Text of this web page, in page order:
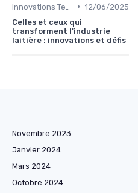
• 12/06/2025
Celles et ceux qui
transforment l'industrie
laitière : innovations et défis
Novembre 2023
Janvier 2024
Mars 2024
Octobre 2024